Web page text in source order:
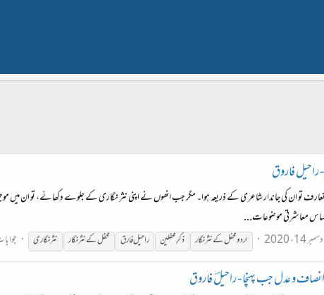
راحیل فاروق
تو ان کی جاندار شاعری کے ذریعہ ہوا۔ مگر جب انھوں نے اپنی نثر نگاری کے جلوے دکھائے، تو ان
حساس معاشرتی موضوعات...
دسمبر 14، 2020 اردو محفل کے نثر نگار ذکرِ محفلین راحیلفارق محفل کے نثر نگار نثر نگاری
و عدل جب پہنچا - راحیلؔ فاروق